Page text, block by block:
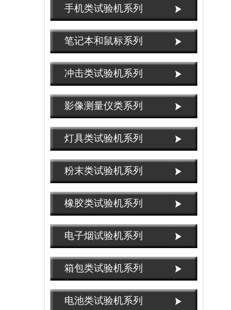
手机类试验机系列
笔记本和鼠标系列
冲击类试验机系列
影像测量仪类系列
灯具类试验机系列
粉末类试验机系列
橡胶类试验机系列
电子烟试验机系列
箱包类试验机系列
电池类试验机系列